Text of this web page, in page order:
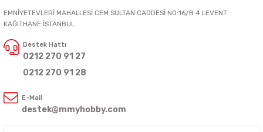
EMNİYETEVLERİ MAHALLESİ CEM SULTAN CADDESİ NO:16/B 4.LEVENT
KAĞITHANE İSTANBUL
Destek Hattı
0212 270 91 27
0212 270 91 28
E-Mail
destek@mmyhobby.com